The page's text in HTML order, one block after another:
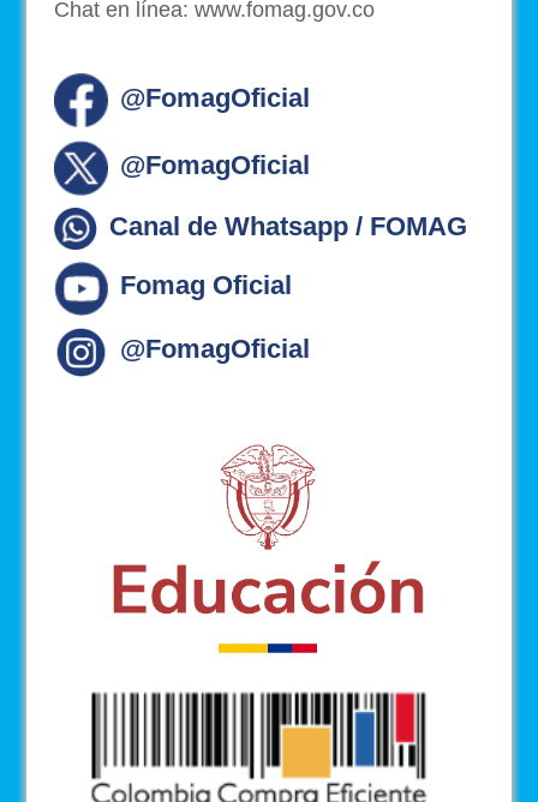
Chat en línea: www.fomag.gov.co
@FomagOficial
@FomagOficial
Canal de Whatsapp / FOMAG
Fomag Oficial
@FomagOficial